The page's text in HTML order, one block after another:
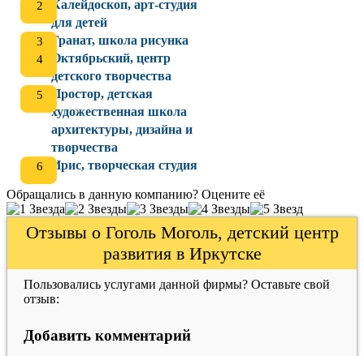
Калейдоскоп, арт-студия
для детей
Гранат, школа рисунка
Октябрьский, центр
детского творчества
Простор, детская
художественная школа
архитектуры, дизайна и
творчества
Ирис, творческая студия
Обращались в данную компанию? Оцените её
Отзывы о Гоголь Моголь, детский центр
развития в Иркутске
Пользовались услугами данной фирмы? Оставьте свой
отзыв:
Добавить комментарий